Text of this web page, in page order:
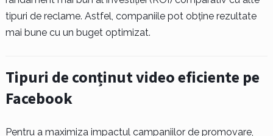
tipuri de reclame. Astfel, companiile pot obține rezultate
mai bune cu un buget optimizat.
Tipuri de conținut video eficiente pe
Facebook
Pentru a maximiza impactul campaniilor de promovare,